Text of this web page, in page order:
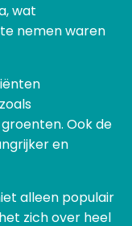
wat
nemen waren
Ook de
en
alleen populair
zich over heel